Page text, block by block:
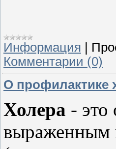
Информация
Комментарии (0)
О профилактике
Холера - это
выраженным